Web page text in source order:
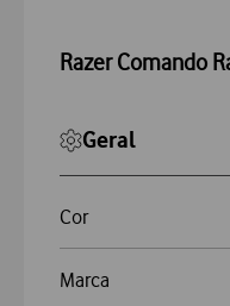
Razer Comando
Geral
Cor
Marca